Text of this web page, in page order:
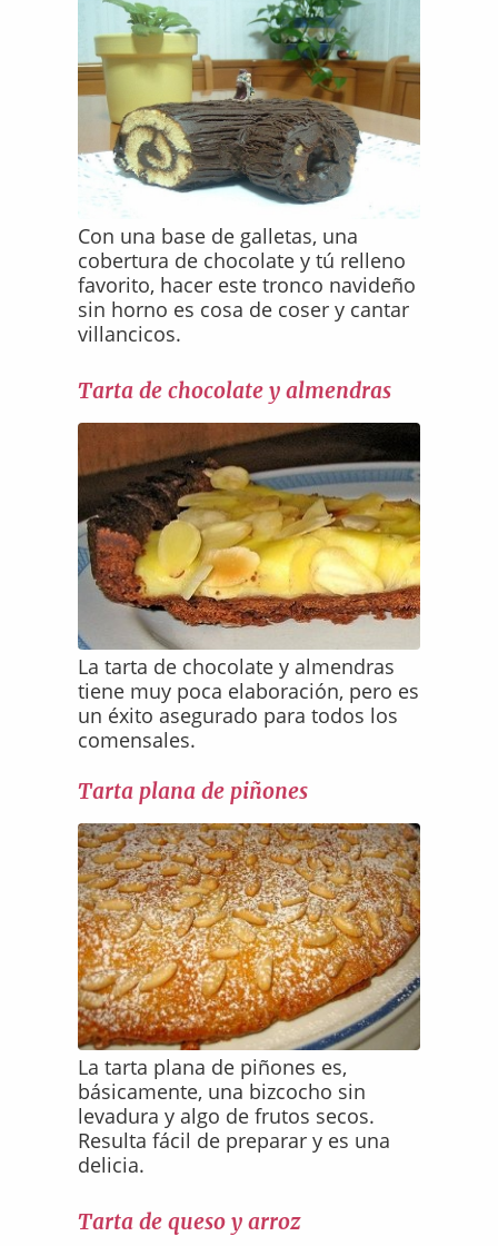
Con una base de galletas, una
cobertura de chocolate y tú relleno
favorito, hacer este tronco navideño
sin horno es cosa de coser y cantar
villancicos.
Tarta de chocolate y almendras
La tarta de chocolate y almendras
tiene muy poca elaboración, pero es
un éxito asegurado para todos los
comensales.
Tarta plana de piñones
La tarta plana de piñones es,
básicamente, una bizcocho sin
levadura y algo de frutos secos.
Resulta fácil de preparar y es una
delicia.
Tarta de queso y arroz